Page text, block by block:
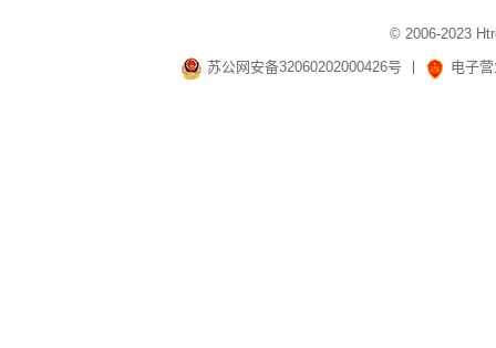
© 2006-2023
苏公网安备32060202000426号
电子